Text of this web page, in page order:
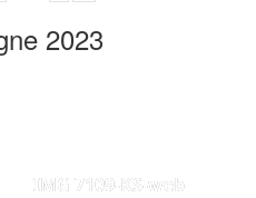
2023
IMG 7109-KS-web